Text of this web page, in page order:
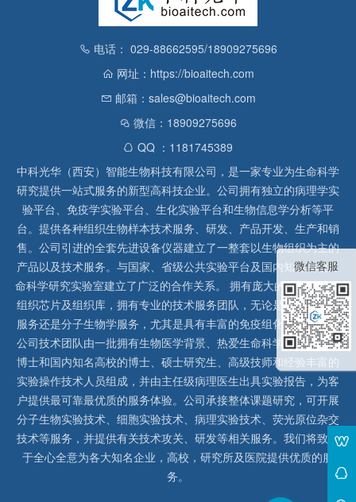
电话： 029-88662595/18909275696
网址：https://bioaitech.com
邮箱：sales@bioaitech.com
微信：18909275696
QQ ：1181745389
中科光华（西安）智能生物科技有限公司，是一家专业为生命科学
研究提供一站式服务的新型高科技企业。公司拥有独立的病理学实
验平台、免疫学实验平台、生化实验平台和生物信息学分析等平
台。提供各种组织生物样本技术服务、研发、产品开发、生产和销
售。公司引进的全套先进设备仪器建立了一整套以生物组织为主的
产品以及技术服务。与国家、省级公共实验平台及国内知名高校生
命科学研究实验室建立了广泛的合作关系。 拥有庞大的石蜡、冰冻
组织芯片及组织库，拥有专业的技术服务团队，无论是形态病理学
服务还是分子生物学服务，尤其是具有丰富的免疫组化实验经验，
公司技术团队由一批拥有生物医学背景、热爱生命科学研究的留美
博士和国内知名高校的博士、硕士研究生、高级技师和经验丰富的
实验操作技术人员组成，并由主任级病理医生出具实验报告，为客
户提供最可靠最优质的服务体验。公司承接整体课题研究，可开展
分子生物实验技术、细胞实验技术、病理实验技术、荧光原位杂交
技术等服务，并提供有关技术攻关、研发等相关服务。我们将致力
于全心全意为各大知名企业，高校，研究所及医院提供优质的服
务。
微信客服